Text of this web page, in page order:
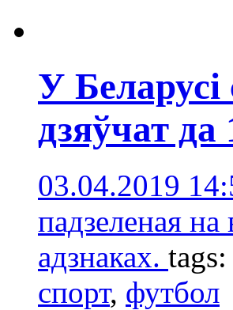
У Беларусі
дзяўчат да
03.04.2019
падзеленая
адзнаках. tags:
спорт, футбол